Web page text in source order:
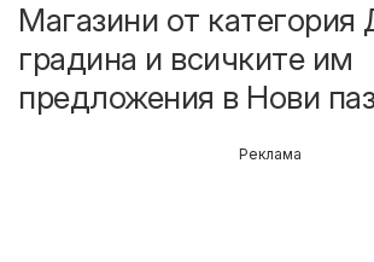
Магазини от
градина и всичките им
предложения в Нови
Реклама